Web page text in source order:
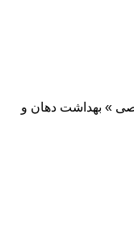
» بهداشت دهان و